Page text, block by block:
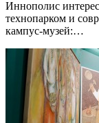
Иннополис
технопарком и
кампус-музей:…